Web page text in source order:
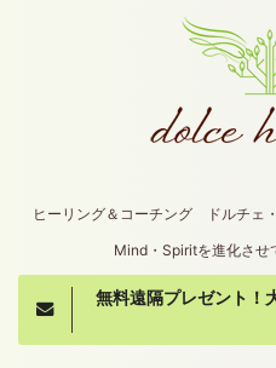
ヒーリング＆コーチング ドルチェ
Mind・Spiritを進化させ
無料遠隔プレゼント！
Copyright© dolce healing
Reserved.